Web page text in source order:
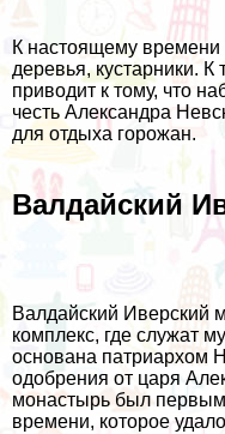
К настоящему
деревья, кустарники.
приводит к тому, что
честь Александра
для отдыха горожан.
Валдайский
Валдайский Иверский
комплекс, где служат
основана патриархом
одобрения от царя
монастырь был первым
времени, которое